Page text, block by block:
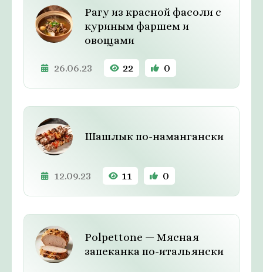
Рагу из красной фасоли с
куриным фаршем и
овощами
26.06.23 22 0
Шашлык по-намангански
12.09.23 11 0
Polpettone — Мясная
запеканка по-итальянски